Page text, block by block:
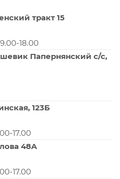
тракт 15
18.00
Папернянский с/с,
123Б
17.00
48А
17.00